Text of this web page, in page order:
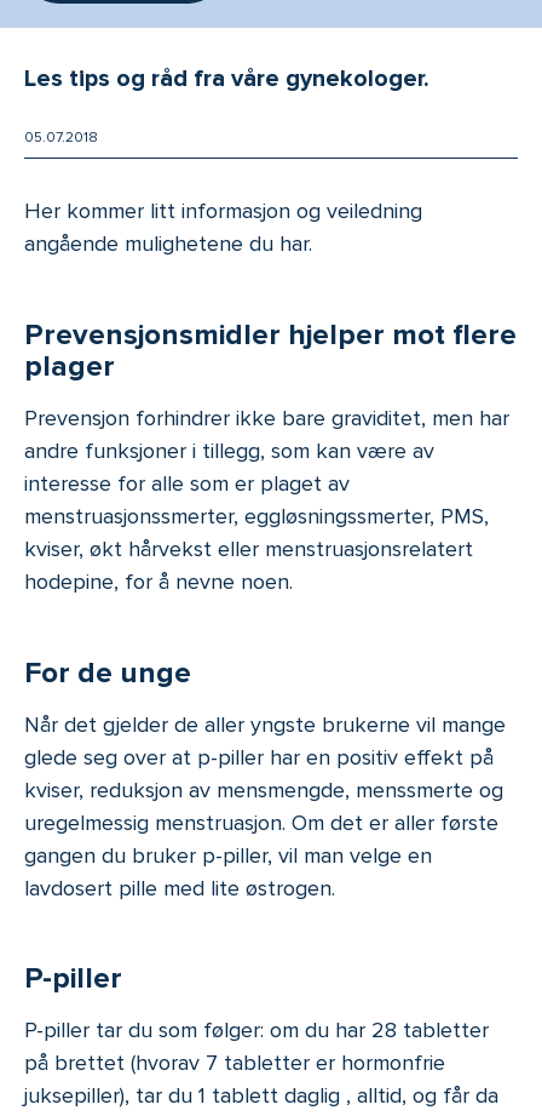
Les tips og råd fra våre gynekologer.
05.07.2018
Her kommer litt informasjon og veiledning
angående mulighetene du har.
Prevensjonsmidler hjelper mot flere
plager
Prevensjon forhindrer ikke bare graviditet, men har
andre funksjoner i tillegg, som kan være av
interesse for alle som er plaget av
menstruasjonssmerter, eggløsningssmerter, PMS,
kviser, økt hårvekst eller menstruasjonsrelatert
hodepine, for å nevne noen.
For de unge
Når det gjelder de aller yngste brukerne vil mange
glede seg over at p-piller har en positiv effekt på
kviser, reduksjon av mensmengde, menssmerte og
uregelmessig menstruasjon. Om det er aller første
gangen du bruker p-piller, vil man velge en
lavdosert pille med lite østrogen.
P-piller
P-piller tar du som følger: om du har 28 tabletter
på brettet (hvorav 7 tabletter er hormonfrie
juksepiller), tar du 1 tablett daglig , alltid, og får da